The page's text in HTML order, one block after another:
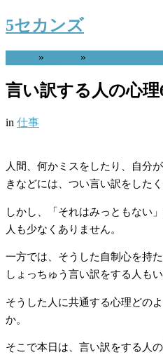
5セカンズ
» »
言い訳する人の心理
in 仕事
人間、何かミスをしたり、自分
きなどには、つい言い訳をしたく
しかし、「それはみっともない
人も少なくありません。
一方では、そうした自制心を持
しょっちゅう言い訳をする人もい
そうした人に共通する心理どの
か。
そこで本日は、言い訳をする人